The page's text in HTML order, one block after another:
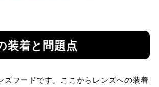
装着と問題点
ズフードです。ここからレンズへの装着